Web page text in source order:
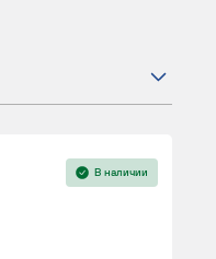
В наличии